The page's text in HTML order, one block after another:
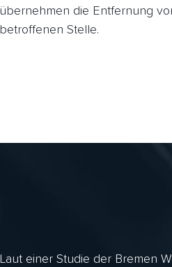
übernehmen die Entfernung
betroffenen Stelle.
Laut einer Studie der Bremen